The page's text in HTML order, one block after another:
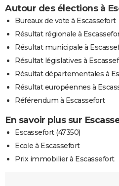
Autour des élections à
Bureaux de vote à Escassefort
Résultat régionale à
Résultat municipale à
Résultat législatives à
Résultat départementales à
Résultat européennes à
Référendum à Escassefort
En savoir plus sur
Escassefort (47350)
Ecole à Escassefort
Prix immobilier à Escassefort